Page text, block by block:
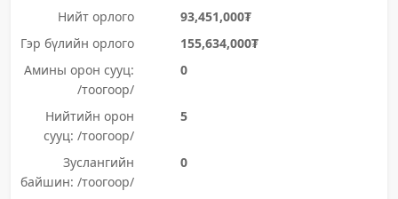
Нийт орлого
93,451,000₮
Гэр бүлийн орлого
155,634,000₮
Амины орон сууц:
/тоогоор/
0
Нийтийн орон
сууц: /тоогоор/
5
Зуслангийн
байшин: /тоогоор/
0